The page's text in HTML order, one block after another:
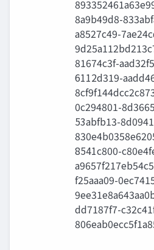
8a9b49d8-
a8527c49-
81674c3f-
6112d319-
0c294801-
53abfb13-
8541c800-
f25aaa09-
dd7187f7-